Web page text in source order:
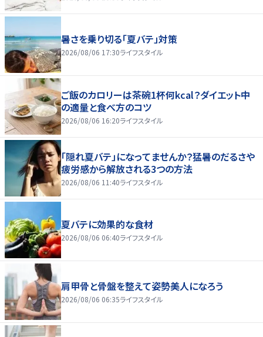
暑さを乗り切る「夏バテ」対策
2026/08/06 17:30ライフスタイル
ご飯のカロリーは茶碗1杯何kcal？ダイエット中
の適量と食べ方のコツ
2026/08/06 16:20ライフスタイル
「隠れ夏バテ」になってませんか？猛暑のだるさや
疲労感から解放される3つの方法
2026/08/06 11:40ライフスタイル
夏バテに効果的な食材
2026/08/06 06:40ライフスタイル
肩甲骨と骨盤を整えて姿勢美人になろう
2026/08/06 06:35ライフスタイル